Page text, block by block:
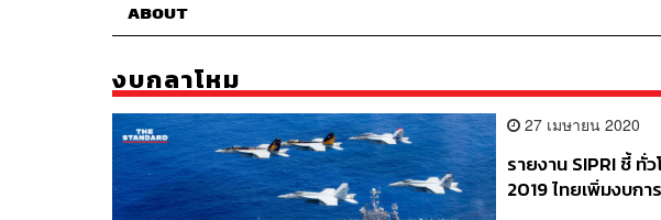
ABOUT
งบกลาโหม
27 เมษายน 2020
รายงาน SIPRI ชี้ ทั่
2019 ไทยเพิ่มงบกา